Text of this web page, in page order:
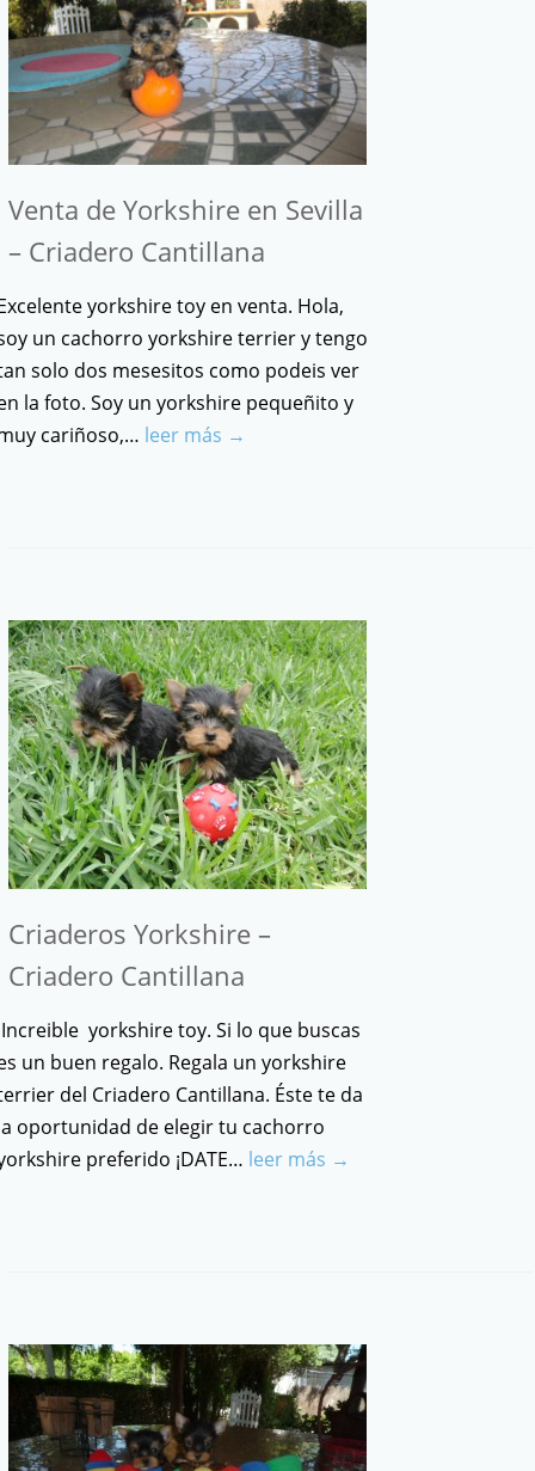
Venta de Yorkshire en Sevilla
– Criadero Cantillana
yorkshire toy en venta. Hola,
un cachorro yorkshire terrier y tengo
solo dos mesesitos como podeis ver
la foto. Soy un yorkshire pequeñito y
cariñoso,… leer más →
Criaderos Yorkshire –
Criadero Cantillana
yorkshire toy. Si lo que buscas
un buen regalo. Regala un yorkshire
del Criadero Cantillana. Éste te da
oportunidad de elegir tu cachorro
preferido ¡DATE… leer más →